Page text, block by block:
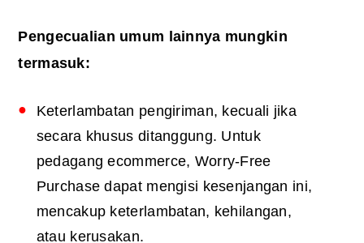
Pengecualian umum lainnya mungkin
termasuk:
Keterlambatan pengiriman, kecuali jika
secara khusus ditanggung. Untuk
pedagang ecommerce, Worry-Free
Purchase dapat mengisi kesenjangan ini,
mencakup keterlambatan, kehilangan,
atau kerusakan.